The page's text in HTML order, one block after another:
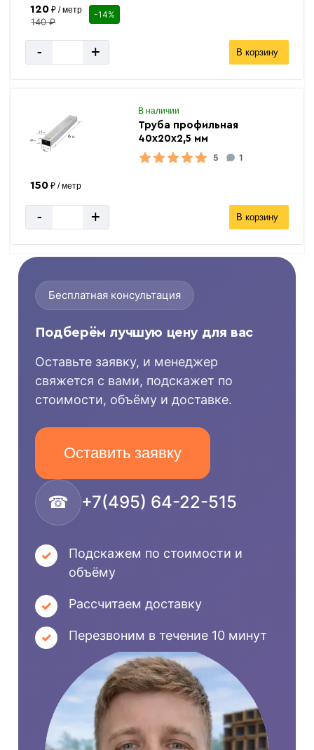
120 ₽ / метр
140 ₽
-14%
- + В корзину
В наличии
Труба профильная
40х20х2,5 мм
5
1
150 ₽ / метр
- + В корзину
Бесплатная консультация
Подберём лучшую цену для вас
Оставьте заявку, и менеджер
свяжется с вами, подскажет по
стоимости, объёму и доставке.
Оставить заявку
☎ +7(495) 64-22-515
Подскажем по стоимости и
объёму
Рассчитаем доставку
Перезвоним в течение 10 минут